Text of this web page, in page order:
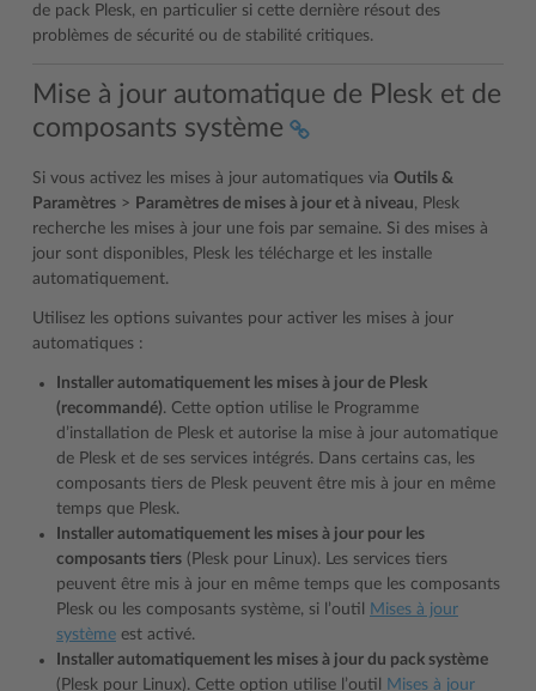
de pack Plesk, en particulier si cette dernière résout des
problèmes de sécurité ou de stabilité critiques.
Mise à jour automatique de Plesk et de
composants système
Si vous activez les mises à jour automatiques via Outils &
Paramètres > Paramètres de mises à jour et à niveau, Plesk
recherche les mises à jour une fois par semaine. Si des mises à
jour sont disponibles, Plesk les télécharge et les installe
automatiquement.
Utilisez les options suivantes pour activer les mises à jour
automatiques :
Installer automatiquement les mises à jour de Plesk
(recommandé). Cette option utilise le Programme
d’installation de Plesk et autorise la mise à jour automatique
de Plesk et de ses services intégrés. Dans certains cas, les
composants tiers de Plesk peuvent être mis à jour en même
temps que Plesk.
Installer automatiquement les mises à jour pour les
composants tiers (Plesk pour Linux). Les services tiers
peuvent être mis à jour en même temps que les composants
Plesk ou les composants système, si l’outil
Mises à jour
système est activé.
Installer automatiquement les mises à jour du pack système
(Plesk pour Linux). Cette option utilise l’outil
Mises à jour